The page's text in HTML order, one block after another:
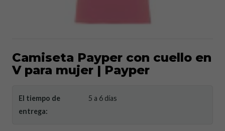
Camiseta Payper con cuello en
V para mujer | Payper
El tiempo de
entrega:
5 a 6 días